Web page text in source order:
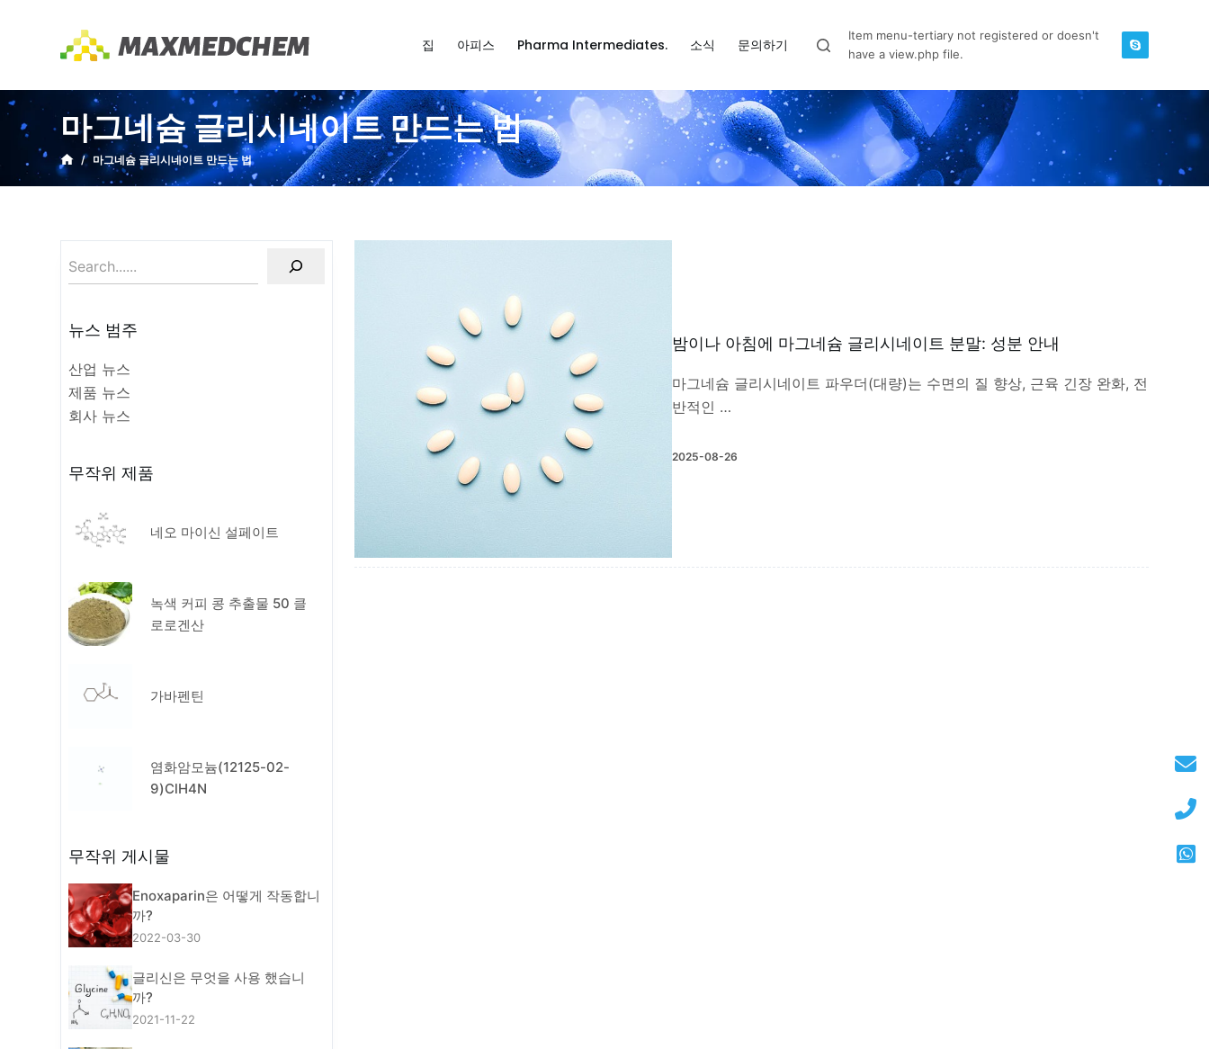
p
o
c
o
집 아피스 Pharma Intermediates. 소식 문의하기
Item menu-tertiary not registered or doesn't
have a view.php file.
마그네슘 글리시네이트 만드는 법
/ 마그네슘 글리시네이트 만드는 법
밤이나 아침에 마그네슘 글리시네이트 분말: 성분 안내
마그네슘 글리시네이트 파우더(대량)는 수면의 질 향상, 근육 긴장 완화, 전
반적인 …
2025-08-26
뉴스 범주
산업 뉴스
제품 뉴스
회사 뉴스
무작위 제품
네오 마이신 설페이트
녹색 커피 콩 추출물 50 클
로로겐산
가바펜틴
염화암모늄(12125-02-
9)ClH4N
무작위 게시물
Enoxaparin은 어떻게 작동합니
까?
2022-03-30
글리신은 무엇을 사용 했습니
까?
2021-11-22